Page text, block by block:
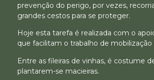
prevenção do perigo, por vezes,
grandes cestos para se proteger.
Hoje esta tarefa é realizada com o
que facilitam o trabalho de mobilização
Entre as fileiras de vinhas, é costume
plantarem-se macieiras.